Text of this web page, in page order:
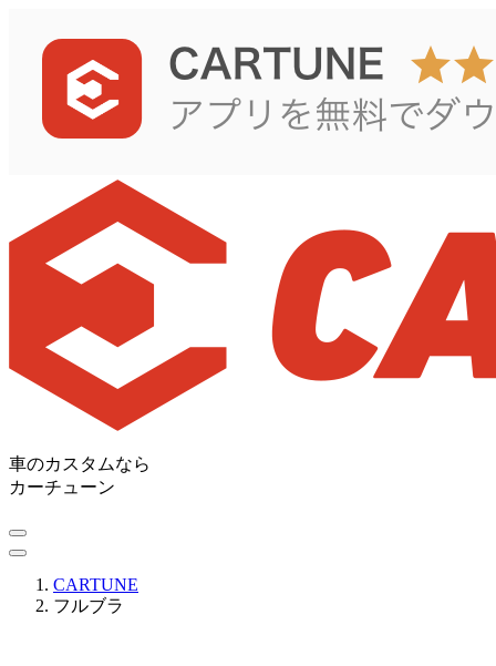
車のカスタムなら
カーチューン
CARTUNE
フルブラ